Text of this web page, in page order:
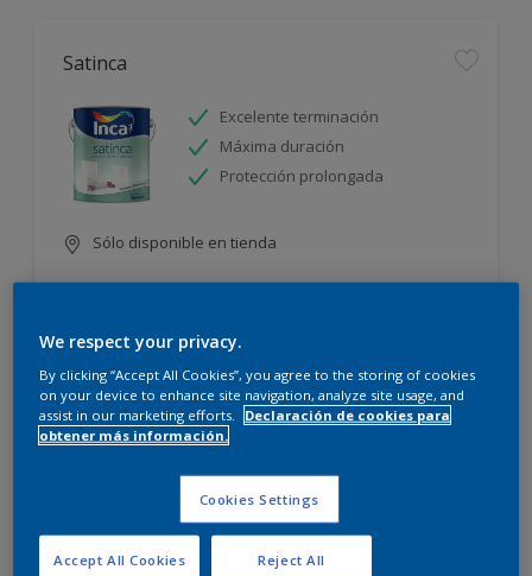
Satinca
Excelente terminación
Máxima duración
Protección prolongada
Sólo disponible en tienda
Incamax
Blanco más durable
We respect your privacy.
By clicking “Accept All Cookies”, you agree to the storing of cookies
on your device to enhance site navigation, analyze site usage, and
assist in our marketing efforts.
Declaración de cookies para
obtener más información.
Cookies Settings
Reject All
Accept All Cookies